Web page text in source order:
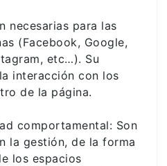
necesarias para las
(Facebook, Google,
etc…). Su
interacción con los
de la página.
comportamental: Son
la gestión, de la forma
los espacios